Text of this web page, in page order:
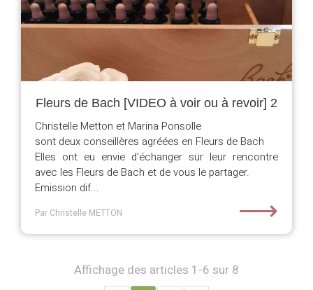
Fleurs de Bach [VIDEO à voir ou à revoir] 2
Christelle Metton et Marina Ponsolle
sont deux conseillères agréées en Fleurs de Bach
Elles ont eu envie d'échanger sur leur rencontre
avec les Fleurs de Bach et de vous le partager.
Emission dif...
Par Christelle METTON ⟶
Affichage des articles 1-6 sur 8